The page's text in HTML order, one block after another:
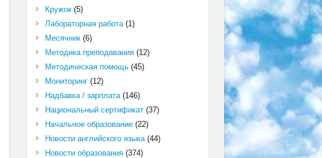
Кружок(5)
Лабораторная работа(1)
Месячник(6)
Методика преподавания(12)
Методическая помощь(45)
Мониторинг(12)
Надбавка / зарплата(146)
Национальный сертификат(37)
Начальное образование(22)
Новости английского языка(44)
Новости образования(374)